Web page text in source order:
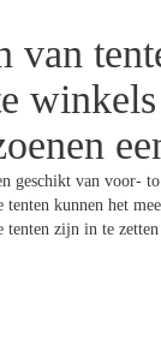
van
geschikt van voor-
tenten kunnen het
tenten zijn in te